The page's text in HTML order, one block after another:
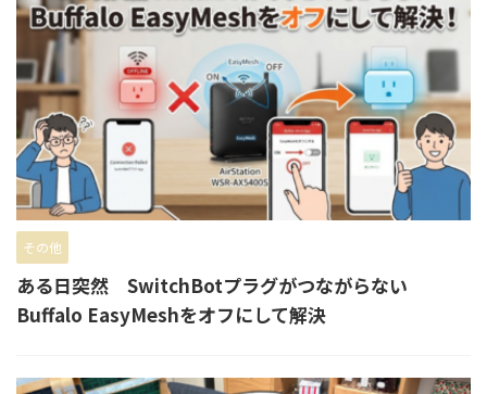
その他
ある日突然 SwitchBotプラグがつながらない
Buffalo EasyMeshをオフにして解決